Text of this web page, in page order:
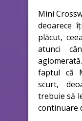
Mini
deoarece
plăcut,
atunci
faptul că
scurt,
trebuie să
continuare